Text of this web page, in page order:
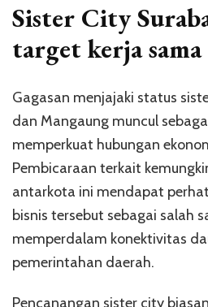
Sister City
target kerja sama
Gagasan menjajaki status
dan Mangaung muncul
memperkuat hubungan
Pembicaraan terkait
antarkota ini mendapat
bisnis tersebut sebagai salah
memperdalam konektivitas
pemerintahan daerah.
Pencanangan sister city